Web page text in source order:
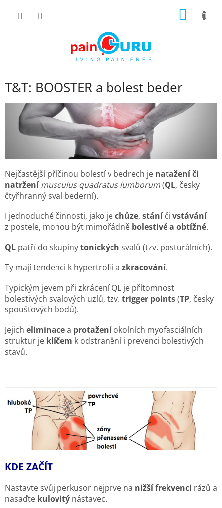
T&T: BOOSTER a bolest beder
Nejčastější příčinou bolestí v bedrech je natažení či
natržení musculus quadratus lumborum(QL, česky
čtyřhranný sval bederní).
I jednoduché činnosti, jako jechůze, stáníči vstávání
z postele, mohou být mimořádně bolestivé a obtížné.
QL patří do skupinytonických svalů (tzv. posturálních).
Ty mají tendenci k hypertrofii a zkracování.
Typickým jevem při zkrácení QL je přítomnost
bolestivých svalových uzlů, tzv. trigger points(TP, česky
spoušťových bodů).
Jejich eliminacea protaženíokolních myofasciálních
struktur je klíčem k odstranění i prevenci bolestivých
stavů.
KDE ZAČÍT
Nastavte svůj perkusor nejprve na nižší frekvenci rázů a
nasaďte kulovitý nástavec.